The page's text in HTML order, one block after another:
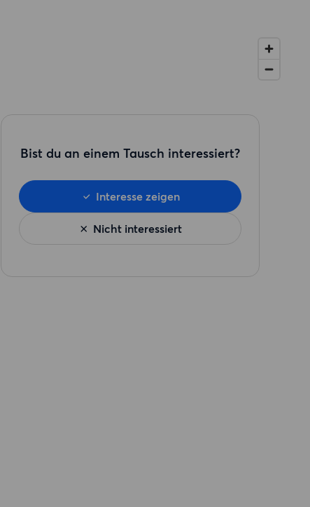
Bist du an einem Tausch interessiert?
Nicht interessiert
Interesse zeigen